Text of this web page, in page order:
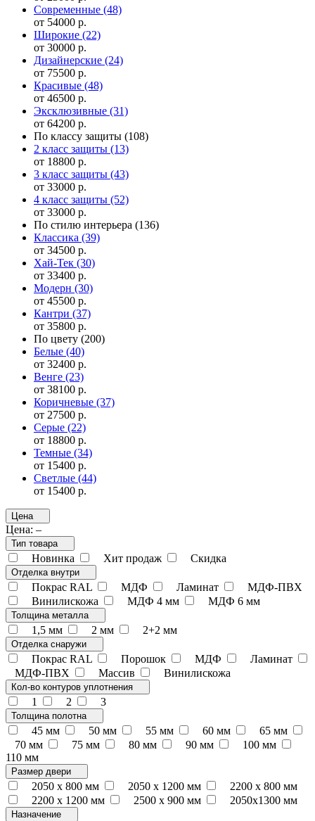
Современные (48)
от 54000 р.
Широкие (22)
от 30000 р.
Дизайнерские (24)
от 75500 р.
Красивые (48)
от 46500 р.
Эксклюзивные (31)
от 64200 р.
По классу защиты (108)
2 класс защиты (13)
от 18800 р.
3 класс защиты (43)
от 33000 р.
4 класс защиты (52)
от 33000 р.
По стилю интерьера (136)
Классика (39)
от 34500 р.
Хай-Тек (30)
от 33400 р.
Модерн (30)
от 45500 р.
Кантри (37)
от 35800 р.
По цвету (200)
Белые (40)
от 32400 р.
Венге (23)
от 38100 р.
Коричневые (37)
от 27500 р.
Серые (22)
от 18800 р.
Темные (34)
от 15400 р.
Светлые (44)
от 15400 р.
Цена
Цена: –
Тип товара
Новинка Хит продаж Скидка
Отделка внутри
Покрас RAL МДФ Ламинат
МДФ-ПВХ
Винилискожа
МДФ 4 мм МДФ 6 мм
Толщина металла
1,5 мм 2 мм 2+2 мм
Отделка снаружи
Покрас RAL Порошок МДФ
Ламинат
МДФ-ПВХ
Массив Винилискожа
Кол-во контуров уплотнения
1 2 3
Толщина полотна
45 мм 50 мм 55 мм 60 мм
65 мм
70 мм
75 мм 80 мм 90 мм
100 мм
110 мм
Размер двери
2050 x 800 мм 2050 x 1200 мм
2200 x 800 мм
2200 x 1200 мм
2500 х 900 мм 2050х1300 мм
Назначение